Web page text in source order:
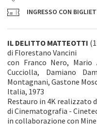
INGRESSO CON
IL DELITTO MATTEOTTI
di Florestano Vancini
con Franco Nero, Mario
Cucciolla, Damiano
Montagnani, Gastone
Italia, 1973
Restauro in 4K realizzato
di Cinematografia -
in collaborazione con